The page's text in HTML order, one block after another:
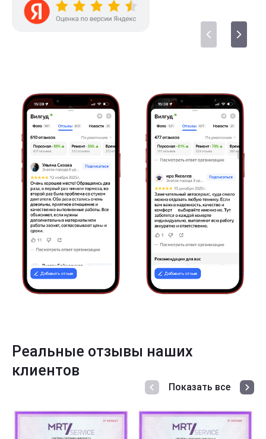
Реальные отзывы наших
клиентов
Показать все